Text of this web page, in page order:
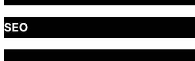
SEO